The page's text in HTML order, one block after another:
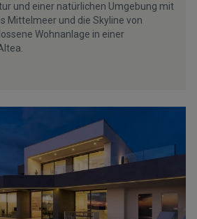
und einer natürlichen Umgebung mit
Mittelmeer und die Skyline von
Wohnanlage in einer